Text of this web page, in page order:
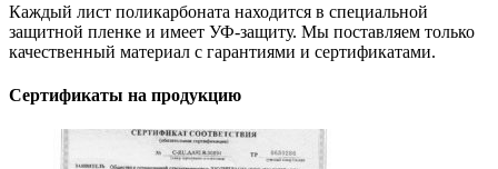
Каждый лист поликарбоната находится в специальной
защитной пленке и имеет УФ-защиту. Мы поставляем только
качественный материал с гарантиями и сертификатами.
Сертификаты на продукцию